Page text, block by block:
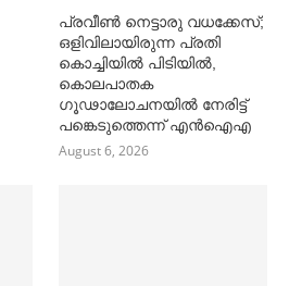
പ്രവീൺ നെട്ടാരു വധക്കേസ്;
ഒളിവിലായിരുന്ന പ്രതി
കൊച്ചിയിൽ പിടിയിൽ,
കൊലപാതക
ഗൂഢാലോചനയിൽ നേരിട്ട്
പങ്കെടുത്തെന്ന് എൻഐഎ
August 6, 2026